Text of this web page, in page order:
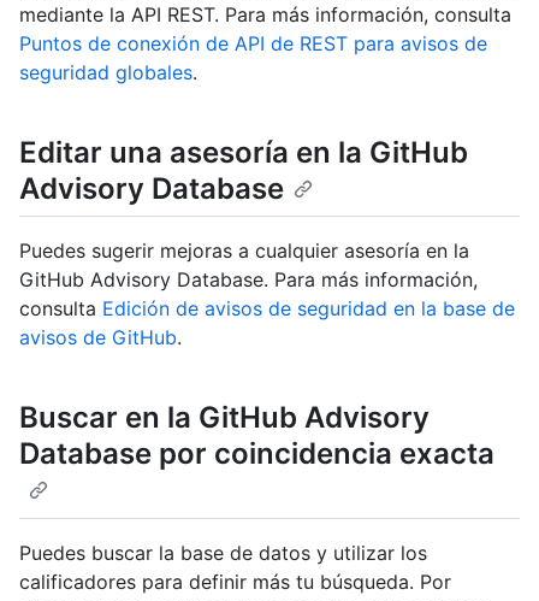
mediante la API REST. Para más información, consulta
Puntos de conexión de API de REST para avisos de
seguridad globales.
Editar una asesoría en la GitHub
Advisory Database
Puedes sugerir mejoras a cualquier asesoría en la
GitHub Advisory Database. Para más información,
consulta Edición de avisos de seguridad en la base de
avisos de GitHub.
Buscar en la GitHub Advisory
Database por coincidencia exacta
Puedes buscar la base de datos y utilizar los
calificadores para definir más tu búsqueda. Por